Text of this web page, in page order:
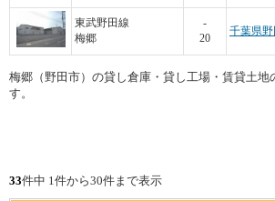
東武野田線
梅郷
-
20
千葉県野
梅郷（野田市）の貸し倉庫・貸し工場・賃貸土地
す。
33件中 1件から30件まで表示